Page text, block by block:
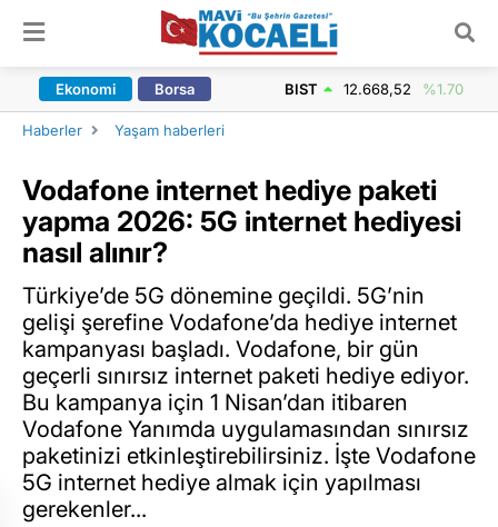
Ekonomi Borsa BIST 12.668,52 %1.70
Haberler Yaşam haberleri
Vodafone internet hediye paketi
yapma 2026: 5G internet hediyesi
nasıl alınır?
Türkiye’de 5G dönemine geçildi. 5G’nin
gelişi şerefine Vodafone’da hediye internet
kampanyası başladı. Vodafone, bir gün
geçerli sınırsız internet paketi hediye ediyor.
Bu kampanya için 1 Nisan’dan itibaren
Vodafone Yanımda uygulamasından sınırsız
paketinizi etkinleştirebilirsiniz. İşte Vodafone
5G internet hediye almak için yapılması
gerekenler...